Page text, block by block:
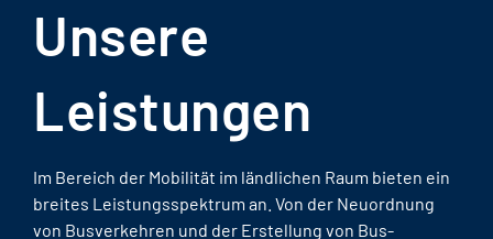
Unsere
Leistungen
Im Bereich der Mobilität im ländlichen Raum bieten ein
breites Leistungsspektrum an. Von der Neuordnung
von Busverkehren und der Erstellung von Bus-